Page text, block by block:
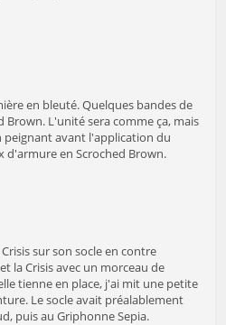
en bleuté. Quelques bandes de
Brown. L'unité sera comme ça, mais
peignant avant l'application du
d'armure en Scroched Brown.
sur son socle en contre
la Crisis avec un morceau de
tienne en place, j'ai mit une petite
Le socle avait préalablement
puis au Griphonne Sepia.